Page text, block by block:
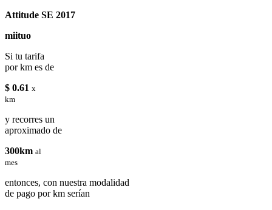
Attitude SE 2017
miituo
Si tu tarifa
por km es de
$ 0.61 x
km
y recorres un
aproximado de
300km al
mes
entonces, con nuestra modalidad
de pago por km serían